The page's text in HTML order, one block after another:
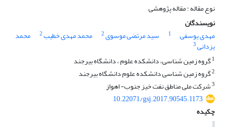
نوع مقاله : مقاله پژوهشی
نویسندگان
مهدی یوسفی
1 سید مرتضی موسوی2 محمد مهدی خطیب2 محمد
یزدانی3
1گروه زمین شناسی، دانشکده علوم ، دانشگاه بیرجند
2گروه زمین شناسی دانشکده علوم دانشگاه بیرجند
3شرکت ملی مناطق نفت خیز جنوب- اهواز
10.22071/gsj.2017.90545.1173
چکیده